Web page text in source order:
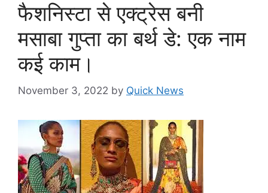
फैशनिस्टा से एक्ट्रेस बनी
मसाबा गुप्ता का बर्थ डे: एक नाम
कई काम।
November 3, 2022 by Quick News